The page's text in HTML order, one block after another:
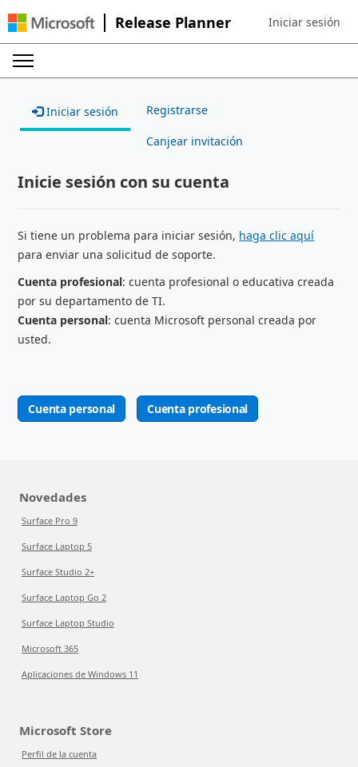
Release Planner Sign in to your
Iniciar sesión
Iniciar sesión Registrarse
Canjear invitación
Inicie sesión con su cuenta
Si tiene un problema para iniciar sesión, haga clic aquí
para enviar una solicitud de soporte.
Cuenta profesional: cuenta profesional o educativa creada
por su departamento de TI.
Cuenta personal: cuenta Microsoft personal creada por
usted.
Cuenta personal Cuenta profesional
Novedades
Surface Pro 9
Surface Laptop 5
Surface Studio 2+
Surface Laptop Go 2
Surface Laptop Studio
Microsoft 365
Aplicaciones de Windows 11
Microsoft Store
Perfil de la cuenta